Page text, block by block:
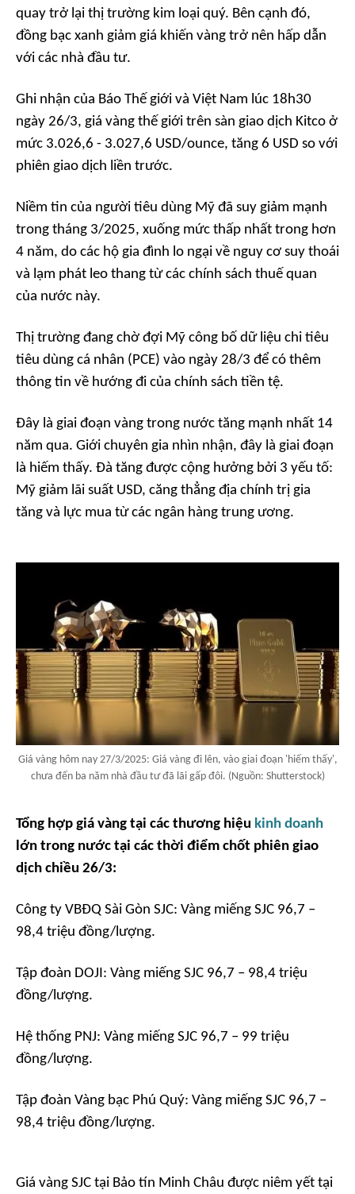
quay trở lại thị trường kim loại quý. Bên cạnh đó,
đồng bạc xanh giảm giá khiến vàng trở nên hấp dẫn
với các nhà đầu tư.
Ghi nhận của Báo Thế giới và Việt Nam lúc 18h30
ngày 26/3, giá vàng thế giới trên sàn giao dịch Kitco ở
mức 3.026,6 - 3.027,6 USD/ounce, tăng 6 USD so với
phiên giao dịch liền trước.
Niềm tin của người tiêu dùng Mỹ đã suy giảm mạnh
trong tháng 3/2025, xuống mức thấp nhất trong hơn
4 năm, do các hộ gia đình lo ngại về nguy cơ suy thoái
và lạm phát leo thang từ các chính sách thuế quan
của nước này.
Thị trường đang chờ đợi Mỹ công bố dữ liệu chi tiêu
tiêu dùng cá nhân (PCE) vào ngày 28/3 để có thêm
thông tin về hướng đi của chính sách tiền tệ.
Đây là giai đoạn vàng trong nước tăng mạnh nhất 14
năm qua. Giới chuyên gia nhìn nhận, đây là giai đoạn
là hiếm thấy. Đà tăng được cộng hưởng bởi 3 yếu tố:
Mỹ giảm lãi suất USD, căng thẳng địa chính trị gia
tăng và lực mua từ các ngân hàng trung ương.
Giá vàng hôm nay 27/3/2025: Giá vàng đi lên, vào giai đoạn 'hiếm thấy',
chưa đến ba năm nhà đầu tư đã lãi gấp đôi. (Nguồn: Shutterstock)
Tổng hợp giá vàng tại các thương hiệu kinh doanh
lớn trong nước tại các thời điểm chốt phiên giao
dịch chiều 26/3:
Công ty VBĐQ Sài Gòn SJC: Vàng miếng SJC 96,7 –
98,4 triệu đồng/lượng.
Tập đoàn DOJI: Vàng miếng SJC 96,7 – 98,4 triệu
đồng/lượng.
Hệ thống PNJ: Vàng miếng SJC 96,7 – 99 triệu
đồng/lượng.
Tập đoàn Vàng bạc Phú Quý: Vàng miếng SJC 96,7 –
98,4 triệu đồng/lượng.
Giá vàng SJC tại Bảo tín Minh Châu được niêm yết tại